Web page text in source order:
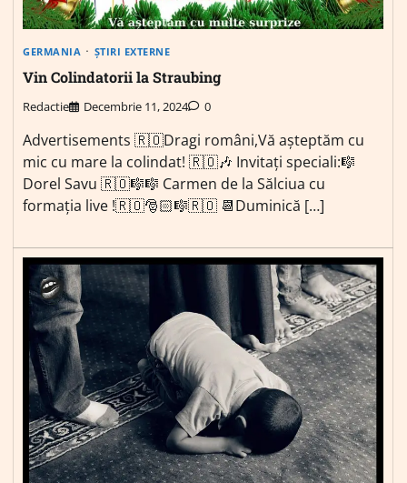
GERMANIA ȘTIRI EXTERNE
Vin Colindatorii la Straubing
Redactie Decembrie 11, 2024 0
Advertisements 🇷🇴Dragi români,Vă aşteptăm cu
mic cu mare la colindat! 🇷🇴🎶 Invitați speciali:🎼
Dorel Savu 🇷🇴🎼🎼 Carmen de la Sălciua cu
formația live !🇷🇴🎅🏻🎼🇷🇴 📆Duminică […]